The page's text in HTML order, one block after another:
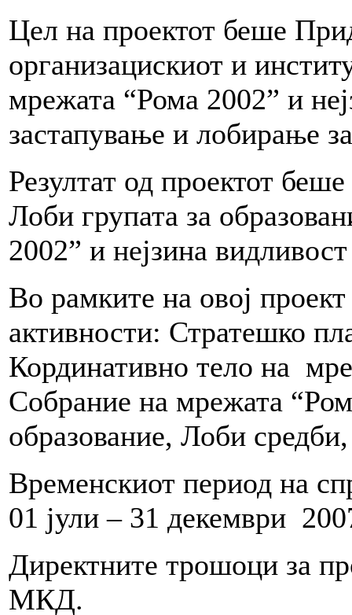
Цел на проектот беше
организацискиот и
мрежата “Рома 2002” и
застапување и лобирање
Резултат од проектот
Лоби групата за
2002” и нејзина
Во рамките на овој
активности: Стратешко
Кординативно тело на
Собрание на мрежата
образование, Лоби
Временскиот период на
01 јули – 31 декември
Директните трошоци за
МКД.